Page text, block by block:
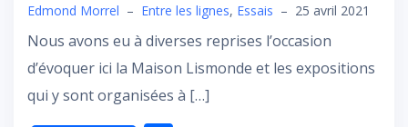
Edmond Morrel – Entre les lignes, Essais – 25 avril 2021
Nous avons eu à diverses reprises l’occasion
d’évoquer ici la Maison Lismonde et les expositions
qui y sont organisées à […]